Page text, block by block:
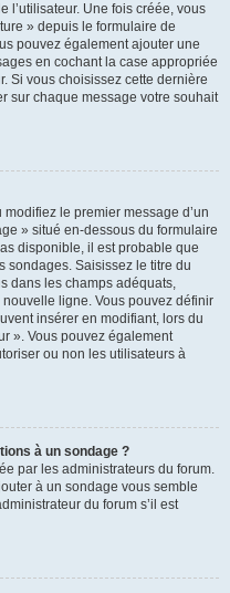
l’utilisateur. Une fois créée, vous
» depuis le formulaire de
pouvez également ajouter une
en cochant la case appropriée
Si vous choisissez cette dernière
sur chaque message votre souhait
le premier message d’un
» situé en-dessous du formulaire
disponible, il est probable que
sondages. Saisissez le titre du
dans les champs adéquats,
ligne. Vous pouvez définir
insérer en modifiant, lors du
». Vous pouvez également
ou non les utilisateurs à
à un sondage ?
par les administrateurs du forum.
à un sondage vous semble
du forum s’il est